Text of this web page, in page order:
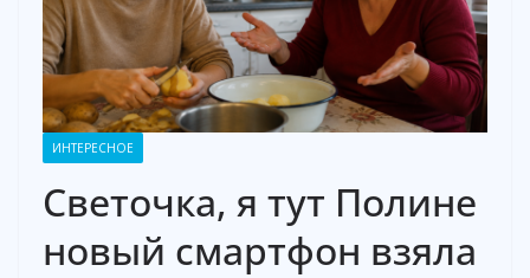
ИНТЕРЕСНОЕ
Светочка, я тут Полине
новый смартфон взяла